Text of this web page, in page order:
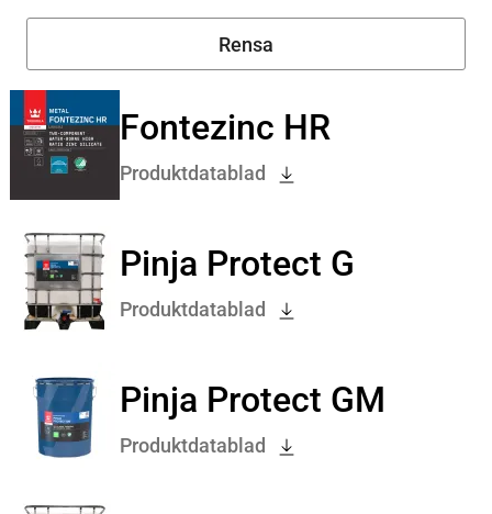
Fontezinc HR
Produktdatablad
Pinja Protect G
Produktdatablad
Pinja Protect GM
Produktdatablad